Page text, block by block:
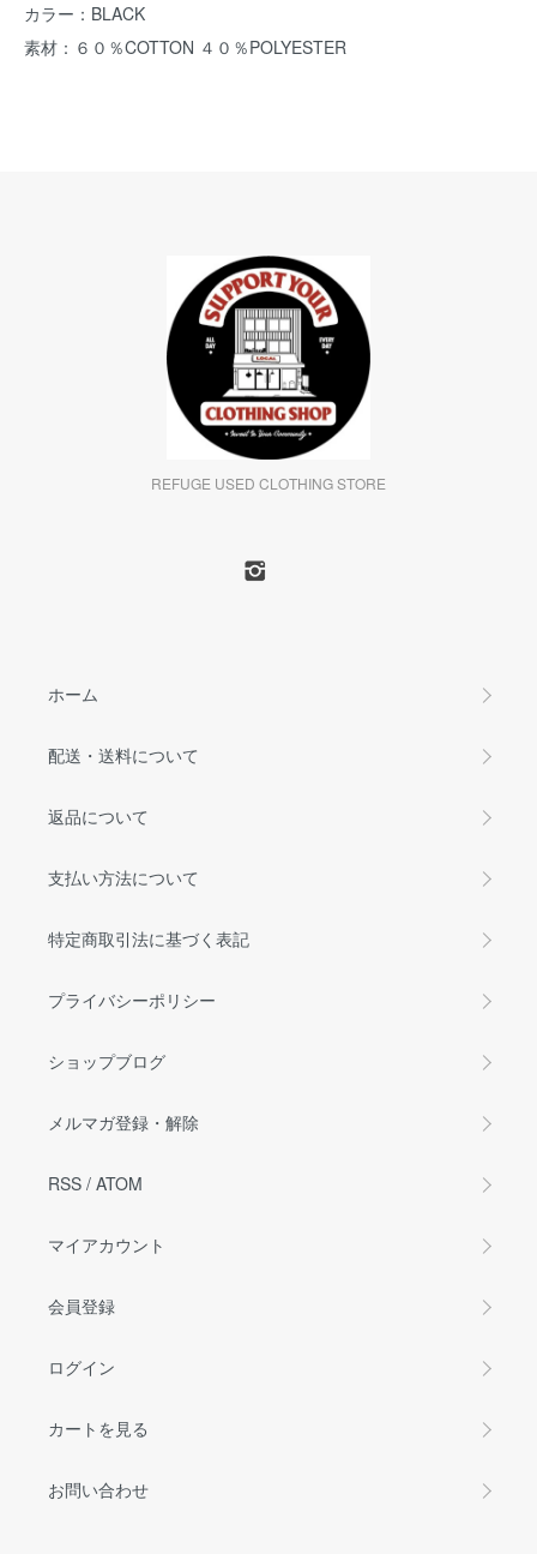
カラー：BLACK
素材：６０％COTTON ４０％POLYESTER
REFUGE USED CLOTHING STORE
ホーム
配送・送料について
返品について
支払い方法について
特定商取引法に基づく表記
プライバシーポリシー
ショップブログ
メルマガ登録・解除
RSS / ATOM
マイアカウント
会員登録
ログイン
カートを見る
お問い合わせ